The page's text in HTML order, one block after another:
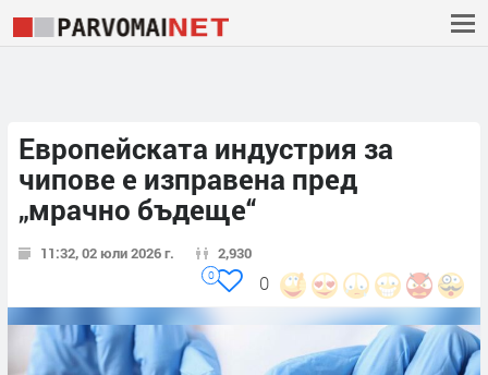
Европейската индустрия за
чипове е изправена пред
„мрачно бъдеще“
11:32, 02 юли 2026 г. 2,930
0
0